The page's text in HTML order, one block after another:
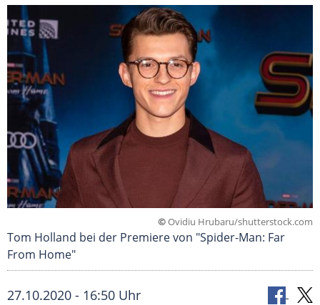
©Ovidiu Hrubaru/shutterstock.com
Tom Holland bei der Premiere von "Spider-Man: Far
From Home"
27.10.2020 - 16:50 Uhr